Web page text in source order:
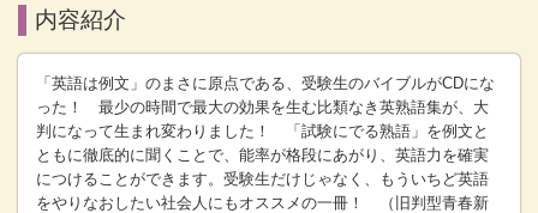
内容紹介
「英語は例文」のまさに原点である、受験生のバイブルがCDにな
った！ 最少の時間で最大の効果を生む比類なき英熟語集が、大
判になって生まれ変わりました！ 「試験にでる熟語」を例文と
ともに徹底的に聞くことで、能率が格段にあがり、英語力を確実
につけることができます。受験生だけじゃなく、もういちど英語
をやりなおしたい社会人にもオススメの一冊！ （旧判型青春新